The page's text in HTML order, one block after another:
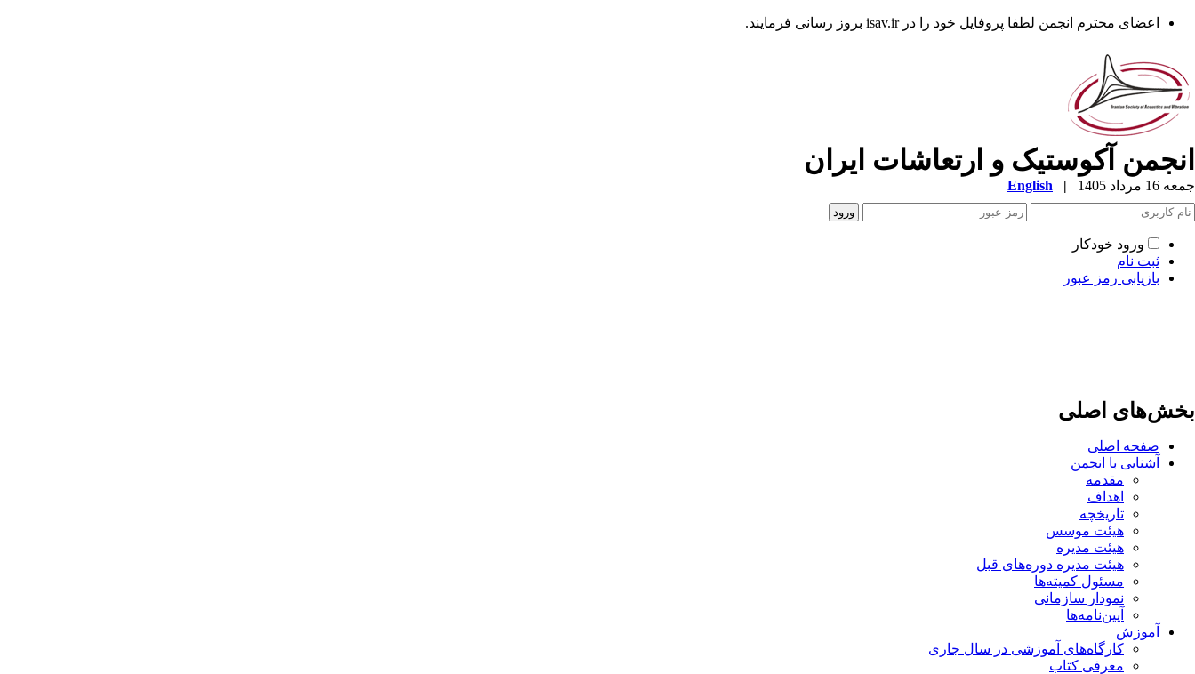
اعضای محترم انجمن لطفا پروفایل خود را در isav.ir بروز رسانی فرمایند.
انجمن آکوستیک و ارتعاشات ایران
جمعه 16 مرداد 1405 |
English
ورود خودکار
ثبت نام
بازیابی رمز عبور
بخش‌های اصلی
صفحه اصلی
آشنایی با انجمن
مقدمه
اهداف
تاریخچه
هیئت موسس
هیئت مدیره
هیئت مدیره دوره‌های قبل
مسئول کمیته‌ها
نمودار سازمانی
آیین‌نامه‌ها
آموزش
کارگاه‌های آموزشی در سال جاری
معرفی کتاب